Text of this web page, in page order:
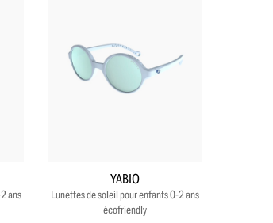
ans
YABIO
Lunettes de soleil pour enfants 0-2 ans
écofriendly